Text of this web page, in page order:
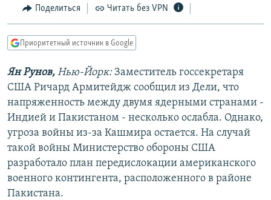
главной
навигации
Вернутся
поиску
КУЛЬТУРА
IDEL.РЕАЛИИ
КАВКАЗ.РЕАЛИИ
СЕВЕР.РЕАЛИИ
СИБИРЬ.РЕАЛИИ
РАСПИСАНИЕ ВЕЩАНИЯ
ПОДПИШИТЕСЬ НА РАССЫЛКУ
СОЦИАЛЬНЫЕ СЕТИ
Поделиться Читать без VPN
Приоритетный источник в Google
Ян Рунов, Нью-Йорк:Заместитель госсекретаря
США Ричард Армитейдж сообщил из Дели, что
напряженность между двумя ядерными странами -
Индией и Пакистаном - несколько ослабла. Однако,
угроза войны из-за Кашмира остается. На случай
такой войны Министерство обороны США
разработало план передислокации американского
военного контингента, расположенного в районе
Пакистана.